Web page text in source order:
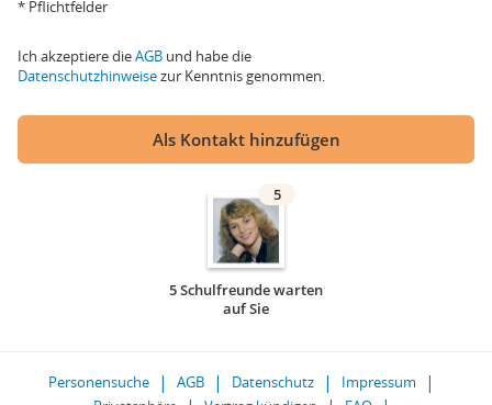
* Pflichtfelder
Ich akzeptiere dieAGB und habe die
Datenschutzhinweisezur Kenntnis genommen.
Als Kontakt hinzufügen
5
5 Schulfreunde warten
auf Sie
Personensuche AGB Datenschutz
Impressum